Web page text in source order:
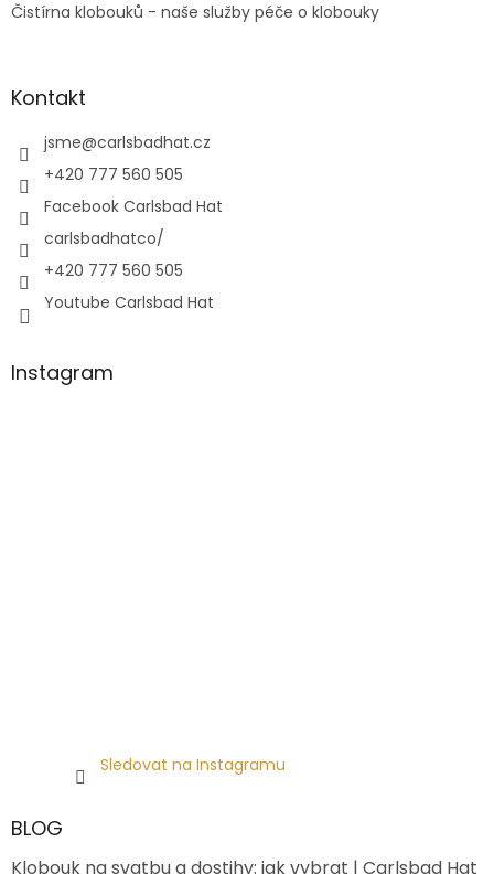
Čistírna klobouků - naše služby péče o klobouky
Kontakt
jsme@carlsbadhat.cz
+420 777 560 505
Facebook Carlsbad Hat
carlsbadhatco/
+420 777 560 505
Youtube Carlsbad Hat
Instagram
Sledovat na Instagramu
BLOG
Klobouk na svatbu a dostihy: jak vybrat | Carlsbad Hat